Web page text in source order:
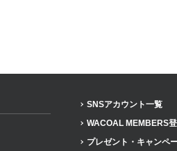
SNSアカウント一覧
WACOAL MEMBERS
プレゼント・キャンペ